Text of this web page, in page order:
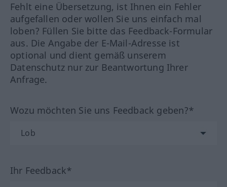
Fehlt eine Übersetzung, ist Ihnen ein Fehler
aufgefallen oder wollen Sie uns einfach mal
loben? Füllen Sie bitte das Feedback-Formular
aus. Die Angabe der E-Mail-Adresse ist
optional und dient gemäß unserem
Datenschutz nur zur Beantwortung Ihrer
Anfrage.
Wozu möchten Sie uns Feedback geben?*
Ihr Feedback*